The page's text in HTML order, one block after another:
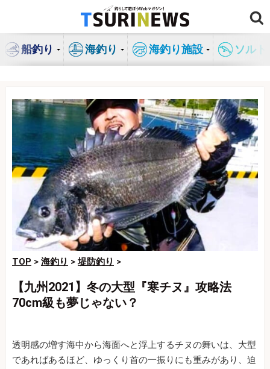
ン
船釣り 海釣り 海釣り施設 ソル
TOP > 海釣り >堤防釣り >
【九州2021】冬の大型『寒チヌ』攻略法
70cm級も夢じゃない？
透明感の増す海中から海面へと浮上するチヌの舞いは、大型
であればあるほど、ゆっくり首の一振りにも重みがあり、迫